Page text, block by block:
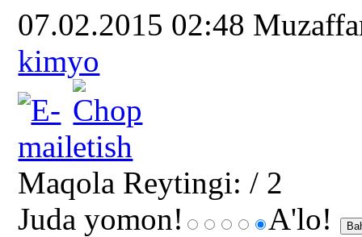
07.02.2015 02:48
kimyo
Maqola Reytingi: / 2
Juda yomon!
A'lo!